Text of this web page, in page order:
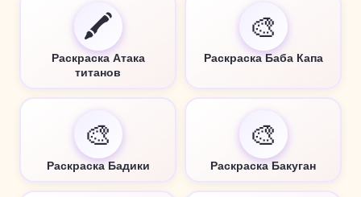
🖍️
Раскраска Атака
титанов
🎨
Раскраска Баба Капа
🎨
Раскраска Бадики
🎨
Раскраска Бакуган